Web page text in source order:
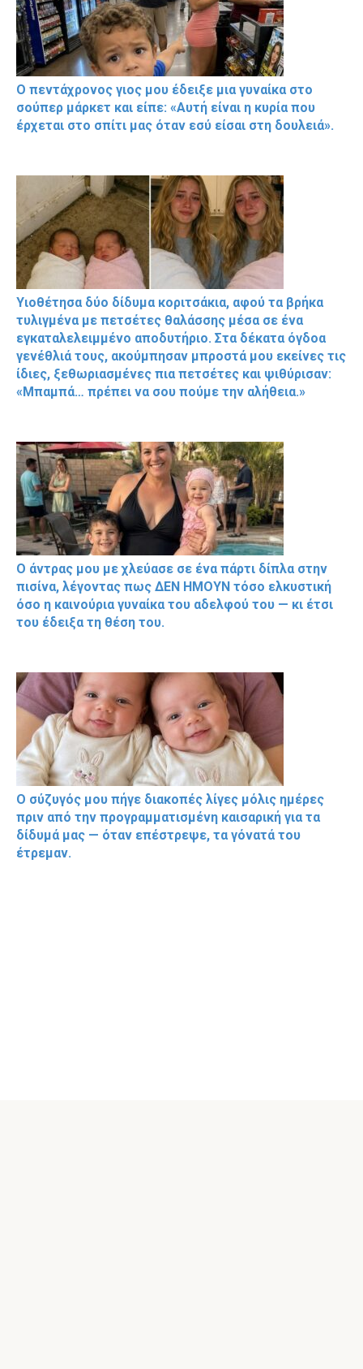
Ο πεντάχρονος γιος μου έδειξε μια γυναίκα στο
σούπερ μάρκετ και είπε: «Αυτή είναι η κυρία που
έρχεται στο σπίτι μας όταν εσύ είσαι στη δουλειά».
Υιοθέτησα δύο δίδυμα κοριτσάκια, αφού τα βρήκα
τυλιγμένα με πετσέτες θαλάσσης μέσα σε ένα
εγκαταλελειμμένο αποδυτήριο. Στα δέκατα όγδοα
γενέθλιά τους, ακούμπησαν μπροστά μου εκείνες τις
ίδιες, ξεθωριασμένες πια πετσέτες και ψιθύρισαν:
«Μπαμπά… πρέπει να σου πούμε την αλήθεια.»
Ο άντρας μου με χλεύασε σε ένα πάρτι δίπλα στην
πισίνα, λέγοντας πως ΔΕΝ ΗΜΟΥΝ τόσο ελκυστική
όσο η καινούρια γυναίκα του αδελφού του — κι έτσι
του έδειξα τη θέση του.
Ο σύζυγός μου πήγε διακοπές λίγες μόλις ημέρες
πριν από την προγραμματισμένη καισαρική για τα
δίδυμά μας — όταν επέστρεψε, τα γόνατά του
έτρεμαν.